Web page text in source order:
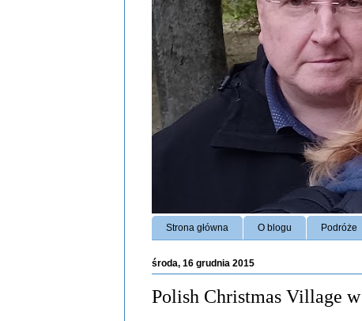
Strona główna O blogu Podróże
środa, 16 grudnia 2015
Polish Christmas Village